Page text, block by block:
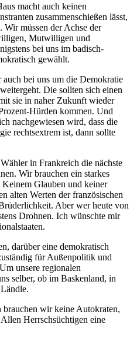
macht auch keinen
zusammenschießen lässt,
Wir müssen der Achse der
Mutwilligen und
bei uns im badisch-
gewählt.
auch bei uns um die Demokratie
Die sollten sich einen
sie in naher Zukunft wieder
Hürden kommen. Und
nachgewiesen wird, dass die
rechtsextrem ist, dann sollte
in Frankreich die nächste
Wir brauchen ein starkes
Glauben und keiner
alten Werten der französischen
Aber wer heute von
Drohnen. Ich wünschte mir
darüber eine demokratisch
für Außenpolitik und
unsere regionalen
selber, ob im Baskenland, in
brauchen wir keine Autokraten,
Herrschsüchtigen eine